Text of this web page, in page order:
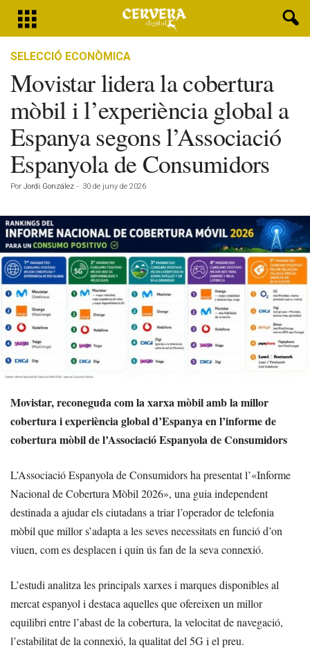
SELECCIÓ ECONÒMICA
Movistar lidera la cobertura
mòbil i l’experiència global a
Espanya segons l’Associació
Espanyola de Consumidors
Por Jordi González - 30 de juny de 2026
Movistar, reconeguda com la xarxa mòbil amb la millor
cobertura i experiència global d’Espanya en l’informe de
cobertura mòbil de l’Associació Espanyola de Consumidors
L’Associació Espanyola de Consumidors ha presentat l’«Informe
Nacional de Cobertura Mòbil 2026», una guia independent
destinada a ajudar els ciutadans a triar l’operador de telefonia
mòbil que millor s’adapta a les seves necessitats en funció d’on
viuen, com es desplacen i quin ús fan de la seva connexió.
L’estudi analitza les principals xarxes i marques disponibles al
mercat espanyol i destaca aquelles que ofereixen un millor
equilibri entre l’abast de la cobertura, la velocitat de navegació,
l’estabilitat de la connexió, la qualitat del 5G i el preu.